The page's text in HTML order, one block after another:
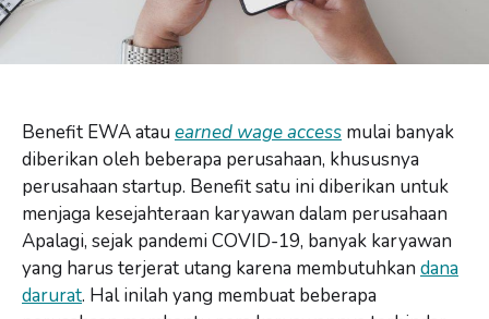
Benefit EWA atau earned wage access mulai banyak
diberikan oleh beberapa perusahaan, khususnya
perusahaan startup. Benefit satu ini diberikan untuk
menjaga kesejahteraan karyawan dalam perusahaan
Apalagi, sejak pandemi COVID-19, banyak karyawan
yang harus terjerat utang karena membutuhkan dana
darurat. Hal inilah yang membuat beberapa